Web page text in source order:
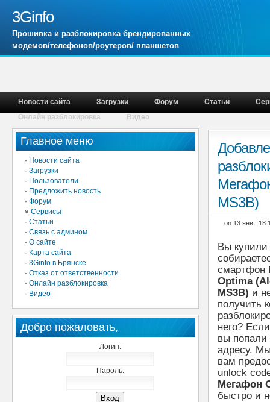
3Ginfo
Прошивка и разблокировка брендированных
модемов/телефонов/роутеров/ планшетов
Новости сайта Загрузки Форум Статьи
Онлайн разблокировка
Видео
Главное меню
· Новости сайта
· Загрузки
· Пользователи
· Предложить новость
· Форум
» Сервисы
· Статьи
· Связь с админом
· О сайте
· Карта сайта
· 3Ginfo в Брянске
· Отказ от ответственности
· Онлайн разблокировка
· Видео
Добро пожаловать,
Логин:
Пароль:
MS3B)
on 13 янв :
Вы
смартфон
Optima
MS3B) и
получить
него?
вы попали
адресу.
вам
unlock
Мегафон
быстро и